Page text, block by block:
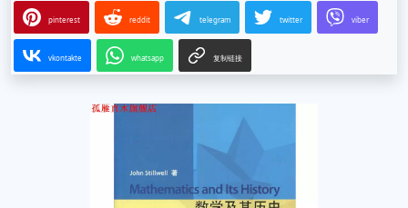
pinterest reddit telegram twitter viber
vkontakte whatsapp 复制链接